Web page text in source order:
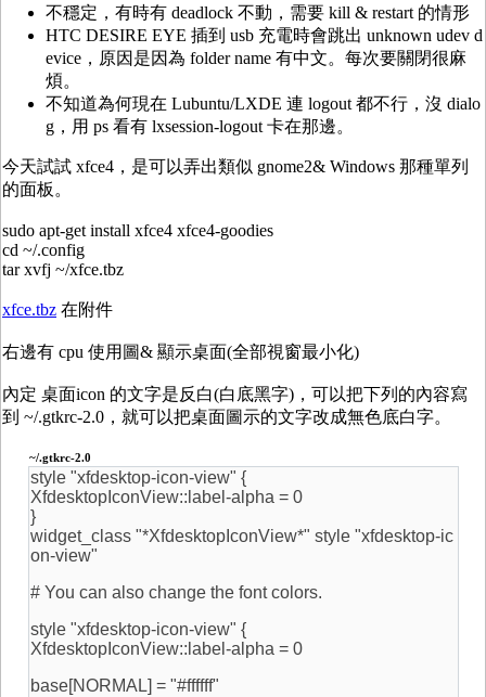
不穩定，有時有 deadlock 不動，需要 kill & restart 的情形
HTC DESIRE EYE 插到 usb 充電時會跳出 unknown udev d
evice，原因是因為 folder name 有中文。每次要關閉很麻
煩。
不知道為何現在 Lubuntu/LXDE 連 logout 都不行，沒 dialo
g，用 ps 看有 lxsession-logout 卡在那邊。
今天試試 xfce4，是可以弄出類似 gnome2& Windows 那種單列
的面板。
sudo apt-get install xfce4 xfce4-goodies
cd ~/.config
tar xvfj ~/xfce.tbz
xfce.tbz 在附件
右邊有 cpu 使用圖& 顯示桌面(全部視窗最小化)
內定 桌面icon 的文字是反白(白底黑字)，可以把下列的內容寫
到 ~/.gtkrc-2.0，就可以把桌面圖示的文字改成無色底白字。
~/.gtkrc-2.0
style "xfdesktop-icon-view" {
XfdesktopIconView::label-alpha = 0
}
widget_class "*XfdesktopIconView*" style "xfdesktop-ic
on-view"
# You can also change the font colors.
style "xfdesktop-icon-view" {
XfdesktopIconView::label-alpha = 0
base[NORMAL] = "#ffffff"